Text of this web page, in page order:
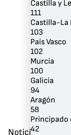
Noticias
Castilla y
111
Castilla-La
103
País Vasco
102
Murcia
100
Galicia
94
Aragón
58
Principado
42